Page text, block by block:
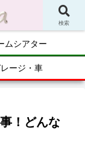
ムシアター
ージ・車
！どんな
検索